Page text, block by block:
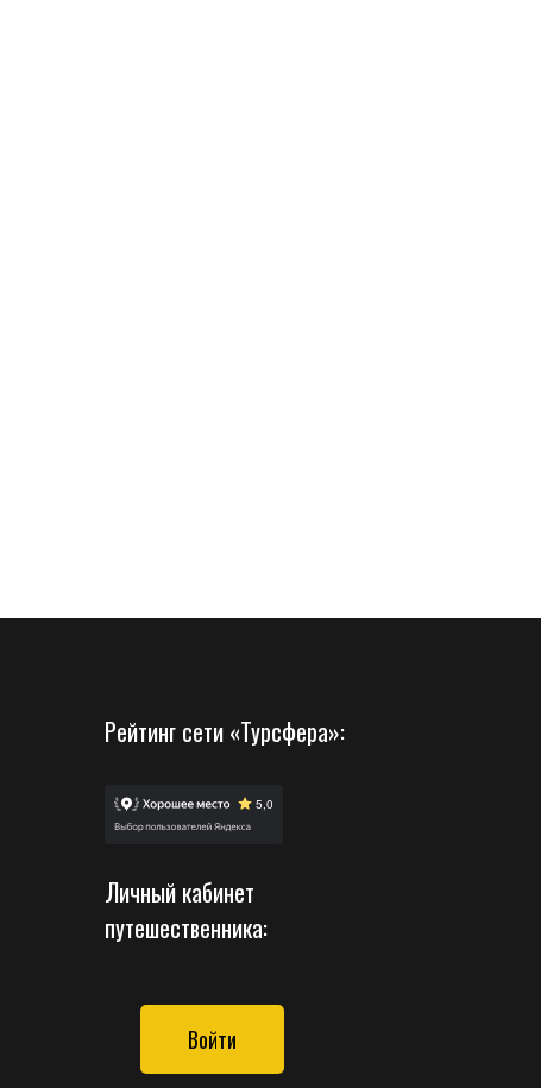
Рейтинг сети «Турсфера»:
Личный кабинет
путешественника:
Войти